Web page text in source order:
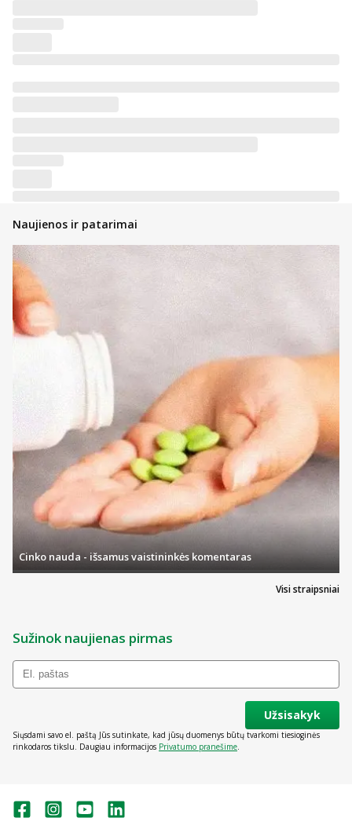
Naujienos ir patarimai
Visi straipsniai
Cinko nauda - išsamus vaistininkės komentaras
Sužinok naujienas pirmas
Užsisakyk
Siųsdami savo el. paštą Jūs sutinkate, kad jūsų duomenys būtų tvarkomi tiesioginės
rinkodaros tikslu. Daugiau informacijos Privatumo pranešime.